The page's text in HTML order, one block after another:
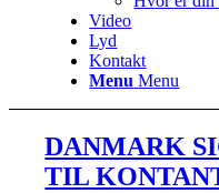
Video
Lyd
Kontakt
Menu Menu
DANMARK
TIL